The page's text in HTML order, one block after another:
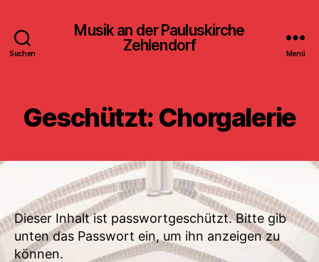
Suchen
Musik an der Pauluskirche
Zehlendorf
Menü
Geschützt: Chorgalerie
Dieser Inhalt ist passwortgeschützt. Bitte gib
unten das Passwort ein, um ihn anzeigen zu
können.